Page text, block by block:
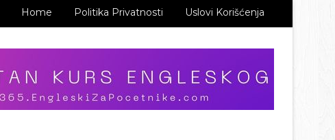
Home Politika Privatnosti Uslovi Korišćenja